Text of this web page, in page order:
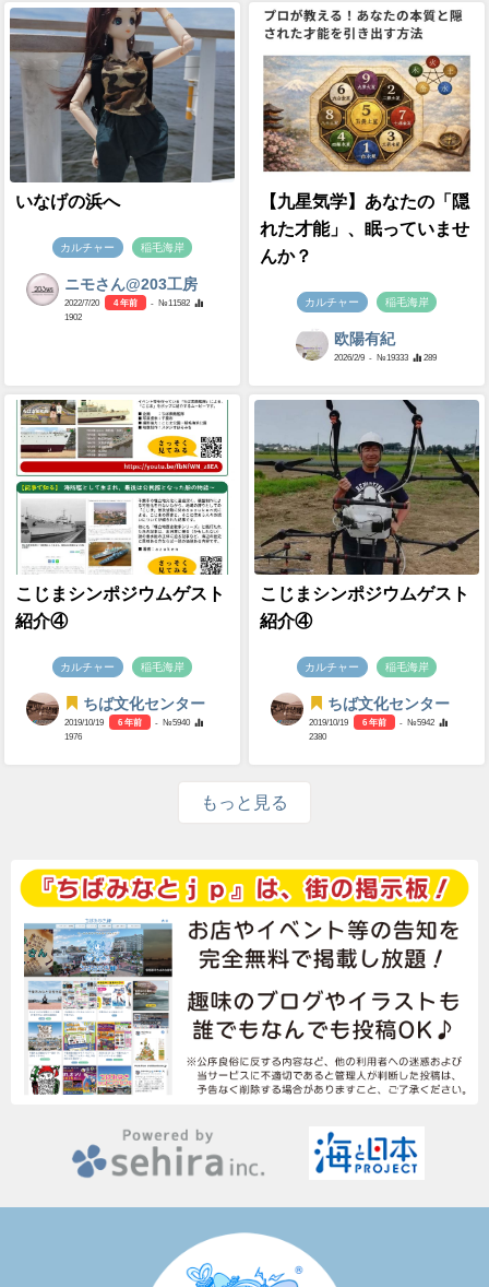
いなげの浜へ
カルチャー 稲毛海岸
ニモさん@203工房
2022/7/20 4 年前
- №11582
1902
【九星気学】あなたの「隠
れた才能」、眠っていませ
んか？
カルチャー 稲毛海岸
欧陽有紀
2026/2/9 - №19333 289
こじまシンポジウムゲスト
紹介④
カルチャー 稲毛海岸
ちば文化センター
2019/10/19 6 年前
- №5940
1976
こじまシンポジウムゲスト
紹介④
カルチャー 稲毛海岸
ちば文化センター
2019/10/19 6 年前
- №5942
2380
もっと見る